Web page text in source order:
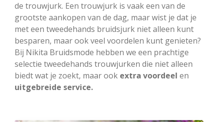
de trouwjurk. Een trouwjurk is vaak een van de
grootste aankopen van de dag, maar wist je dat je
met een tweedehands bruidsjurk niet alleen kunt
besparen, maar ook veel voordelen kunt genieten?
Bij Nikita Bruidsmode hebben we een prachtige
selectie tweedehands trouwjurken die niet alleen
biedt wat je zoekt, maar ook extra voordeel en
uitgebreide service.